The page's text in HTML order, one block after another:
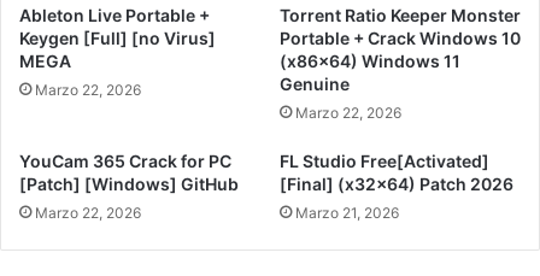
Ableton Live Portable +
Keygen [Full] [no Virus]
MEGA
Marzo 22, 2026
Torrent Ratio Keeper Monster
Portable + Crack Windows 10
(x86x64) Windows 11
Genuine
Marzo 22, 2026
YouCam 365 Crack for PC
[Patch] [Windows] GitHub
Marzo 22, 2026
FL Studio Free[Activated]
[Final] (x32x64) Patch 2026
Marzo 21, 2026